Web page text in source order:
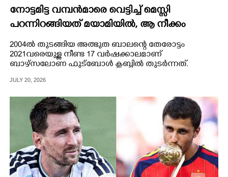
നോട്ടമിട്ട വമ്പന്‍മാരെ വെട്ടിച്ച് മെസ്സി
പറന്നിറങ്ങിയത് മയാമിയില്‍, ആ നീക്കം
വ്യക്തമായ മാസ്റ്റര്‍പ്ലാനോടെ
2004ല്‍ തുടങ്ങിയ അത്ഭുത ബാലന്റെ തേരോട്ടം
2021വരെയുള്ള നീണ്ട 17 വര്‍ഷക്കാലമാണ്
ബാഴ്സലോണ ഫുട്ബോള്‍ ക്ലബ്ബില്‍ തുടര്‍ന്നത്.
JULY 20, 2026